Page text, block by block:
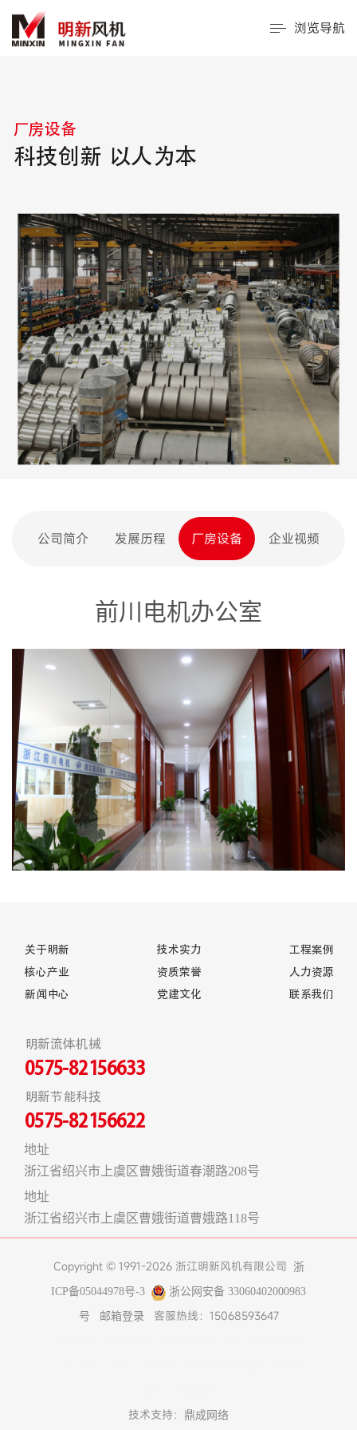
浏览导航
厂房设备
科技创新 以人为本
公司简介 发展历程 厂房设备 企业视频
前川电机办公室
关于明新
核心产业
新闻中心
技术实力
资质荣誉
党建文化
工程案例
人力资源
联系我们
明新流体机械
0575-82156633
明新节能科技
0575-82156622
地址
浙江省绍兴市上虞区曹娥街道春潮路208号
地址
浙江省绍兴市上虞区曹娥街道曹娥路118号
Copyright © 1991-2026 浙江明新风机有限公司 浙
ICP备05044978号-3 浙公网安备 33060402000983
号 邮箱登录
客服热线：15068593647
技术支持： 鼎成网络